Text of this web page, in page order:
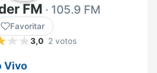
FM · 105.9 FM
Favoritar
3,0 2 votos
Vivo